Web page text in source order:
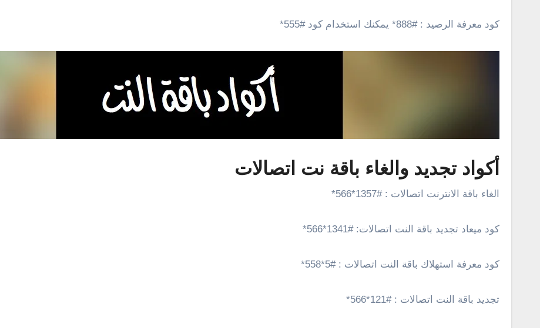
كود معرفة الرصيد : #888* يمكنك استخدام كود #555*
أكواد تجديد والغاء باقة نت اتصالات
الغاء باقة الانترنت اتصالات : #1357*566*
كود ميعاد تجديد باقة النت اتصالات: #1341*566*
كود معرفة استهلاك باقة النت اتصالات : #5*558*
تجديد باقة النت اتصالات : #121*566*